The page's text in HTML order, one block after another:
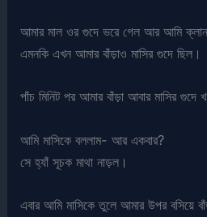
আমার মাল ওর গুদে ভরে গেল আর আমি
এমনকি এখন আমার বাঁড়াও মাসির গুদে ছিল।
পাঁচ মিনিট পর আমার বাঁড়া আবার মাসির গুদে
আমি মাসিকে বললাম- আর একবার?
সে হ্যাঁ সূচক মাথা নাড়ল।
এবার আমি মাসিকে তুলে আমার উপর বসিয়ে